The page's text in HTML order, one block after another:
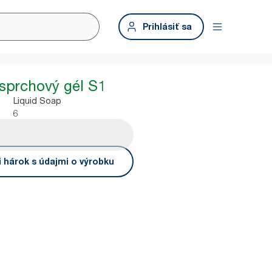
Prihlásiť sa
gél S1
Liquid Soap
6
s údajmi o výrobku